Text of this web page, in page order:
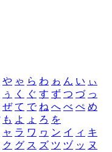
や ゃ ら わ ゎ ん い ぃ
ぅ く ぐ す ず つ づ っ
ぜ て で ね へ べ ぺ め
も よ ょ ろ を
ャ ラ ワ ヮ ン イ ィ キ
ク グ ス ズ ツ ヅ ッ ヌ